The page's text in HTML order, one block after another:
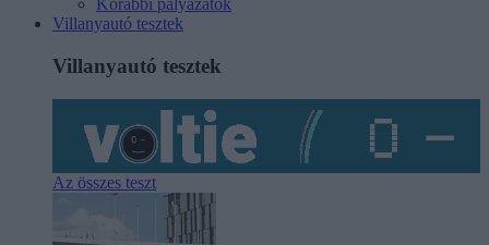
Korábbi pályázatok
Villanyautó tesztek
Villanyautó tesztek
Az összes teszt